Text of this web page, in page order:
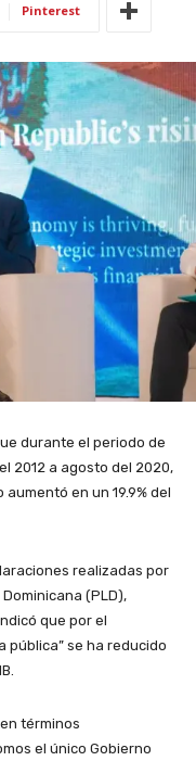
Pinterest
durante el periodo de
2012 a agosto del 2020,
en un 19.9% del
realizadas por
(PLD),
que por el
pública” se ha reducido
términos
el único Gobierno